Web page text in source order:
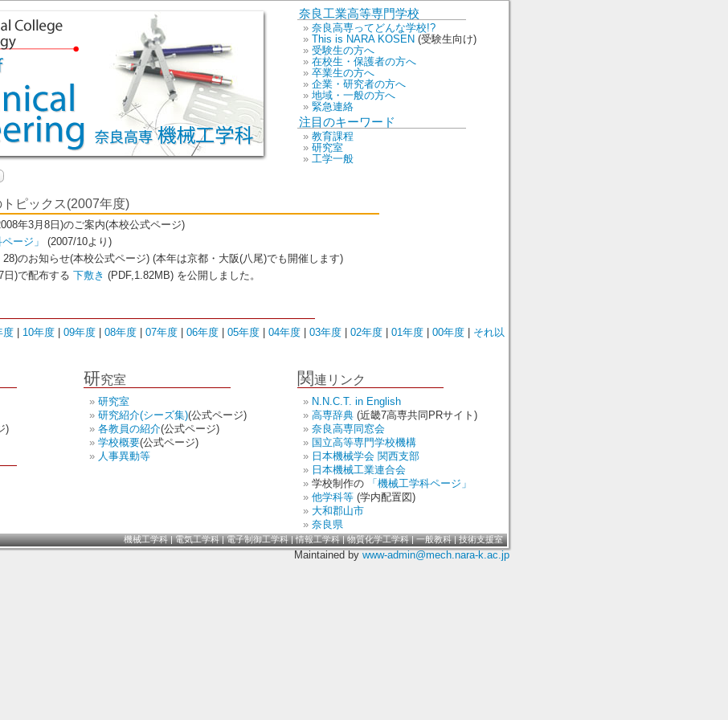
奈良工業高等専門学校
奈良高専ってどんな学校!?
This is NARA KOSEN (受験生向け)
受験生の方へ
在校生・保護者の方へ
卒業生の方へ
企業・研究者の方へ
地域・一般の方へ
緊急連絡
注目のキーワード
教育課程
研究室
工学一般
ピックス(2007年度)
年3月8日)のご案内(本校公式ページ)
ページ」 (2007/10より)
のお知らせ(本校公式ページ) (本年は京都・大阪(八尾)でも開催します)
日)で配布する 下敷き (PDF,1.82MB) を公開しました。
度 10年度 09年度 08年度 07年度 06年度 05年度 04年度 03年度 02年度 01年度 00年度
それ以
)
研究室
研究室
研究紹介(シーズ集)(公式ページ)
各教員の紹介(公式ページ)
学校概要(公式ページ)
人事異動等
関連リンク
N.N.C.T. in English
高専辞典 (近畿7高専共同PRサイト)
奈良高専同窓会
国立高等専門学校機構
日本機械学会 関西支部
日本機械工業連合会
学校制作の
「機械工学科ページ」
他学科等 (学内配置図)
大和郡山市
奈良県
機械工学科|電気工学科|電子制御工学科|情報工学科|物質化学工学科|一般教科|技術支援室
Maintained by www-admin@mech.nara-k.ac.jp